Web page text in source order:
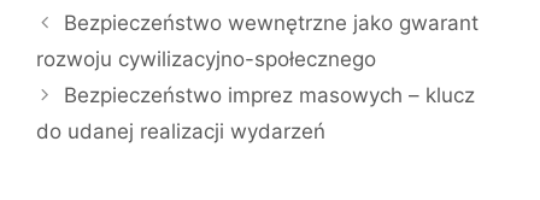
Bezpieczeństwo wewnętrzne jako gwarant
rozwoju cywilizacyjno-społecznego
Bezpieczeństwo imprez masowych – klucz
do udanej realizacji wydarzeń